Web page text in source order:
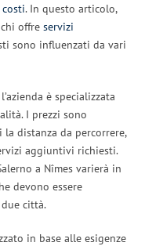
costi. In questo articolo,
offre servizi
sono influenzati da vari
è specializzata
I prezzi sono
distanza da percorrere,
aggiuntivi richiesti.
a Nîmes varierà in
devono essere
città.
in base alle esigenze